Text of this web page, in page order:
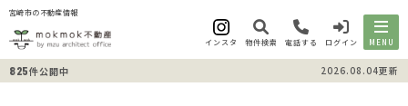
宮崎市の不動産情報
インスタ 物件検索 電話する ログイン MENU
825件公開中 2026.08.04更新